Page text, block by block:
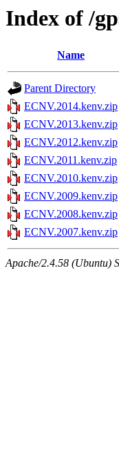
Index of /
Name
Parent Directory
ECNV.2014.kenv.zip
ECNV.2013.kenv.zip
ECNV.2012.kenv.zip
ECNV.2011.kenv.zip
ECNV.2010.kenv.zip
ECNV.2009.kenv.zip
ECNV.2008.kenv.zip
ECNV.2007.kenv.zip
Apache/2.4.58 (Ubuntu)